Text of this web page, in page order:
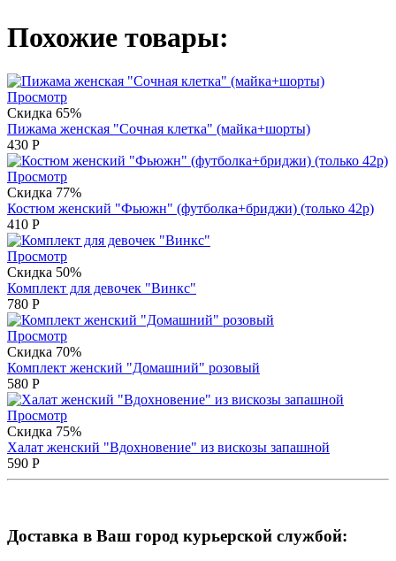
Похожие товары:
Просмотр
Скидка 65%
Пижама женская "Сочная клетка" (майка+шорты)
430 Р
Просмотр
Скидка 77%
Костюм женский "Фьюжн" (футболка+бриджи) (только 42р)
410 Р
Просмотр
Скидка 50%
Комплект для девочек "Винкс"
780 Р
Просмотр
Скидка 70%
Комплект женский "Домашний" розовый
580 Р
Просмотр
Скидка 75%
Халат женский "Вдохновение" из вискозы запашной
590 Р
Доставка в Ваш город курьерской службой: